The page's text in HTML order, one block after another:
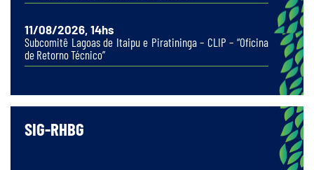
11/08/2026, 14hs
Subcomitê Lagoas de Itaipu e Piratininga – CLIP – “Oficina
de Retorno Técnico”
SIG-RHBG